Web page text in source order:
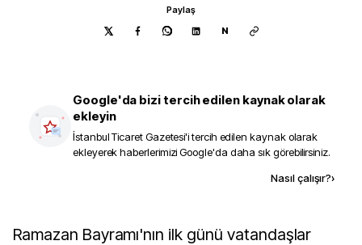
Paylaş
N
Google'da bizi tercih edilen kaynak olarak
ekleyin
İstanbul Ticaret Gazetesi'i tercih edilen kaynak olarak
ekleyerek haberlerimizi Google'da daha sık görebilirsiniz.
Nasıl çalışır?›
Ramazan Bayramı'nın ilk günü vatandaşlar